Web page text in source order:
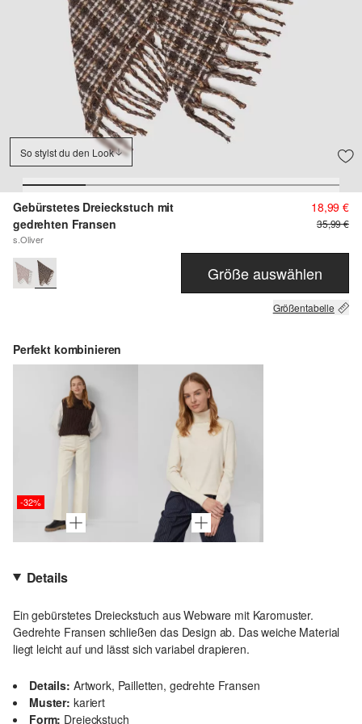
So stylst du den Look
Gebürstetes Dreieckstuch mit
gedrehten Fransen
s.Oliver
18,99 €
35,99 €
Größe auswählen
Größentabelle
Perfekt kombinieren
-32%
Details
Ein gebürstetes Dreieckstuch aus Webware mit Karomuster.
Gedrehte Fransen schließen das Design ab. Das weiche Material
liegt leicht auf und lässt sich variabel drapieren.
Details: Artwork, Pailletten, gedrehte Fransen
Muster: kariert
Form: Dreieckstuch